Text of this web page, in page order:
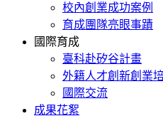
校內創業成功案例
育成團隊亮眼事蹟
國際育成
臺科赴矽谷計畫
外籍人才創新創業
國際交流
成果花絮